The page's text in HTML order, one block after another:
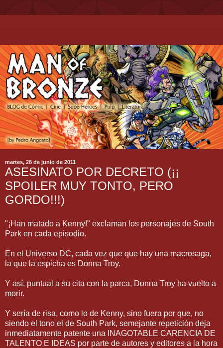
martes, 28 de junio de 2011
ASESINATO POR DECRETO (¡¡
SPOILER MUY TONTO, PERO
GORDO!!!)
"¡Han matado a Kenny!" exclaman los personajes de South
Park en cada episodio.
En el Universo DC, cada vez que que hay una macrosaga,
la que la espicha es Donna Troy.
Y así, puntual a su cita con la parca, Donna Troy ha vuelto a
morir.
Y sería de risa, como lo de Kenny, sino fuera por que, no
siendo el tono el de South Park, semejante repetición deja
inmediatamente patente una INAGOTABLE CARENCIA DE
TALENTO E IDEAS por parte de autores y editores a la hora